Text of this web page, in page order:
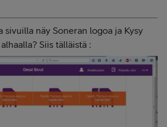
sivuilla näy Soneran logoa ja Kysy
Siis tälläistä :